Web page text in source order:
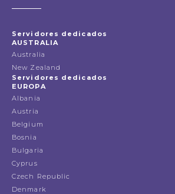
Servidores dedicados
AUSTRALIA
Australia
New Zealand
Servidores dedicados
EUROPA
Albania
Austria
Belgium
Bosnia
Bulgaria
Cyprus
Czech Republic
Denmark